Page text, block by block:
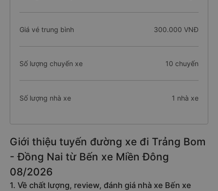
Giá vé trung bình 300.000 VNĐ
Số lượng chuyến xe 10 chuyến
Số lượng nhà xe 1 nhà xe
Giới thiệu tuyến đường xe đi Trảng Bom
- Đồng Nai từ Bến xe Miền Đông
08/2026
1. Về chất lượng, review, đánh giá nhà xe Bến xe